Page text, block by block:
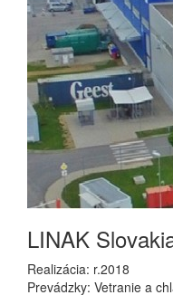
LINAK
Realizácia: r.2018
Prevádzky: Vetranie a